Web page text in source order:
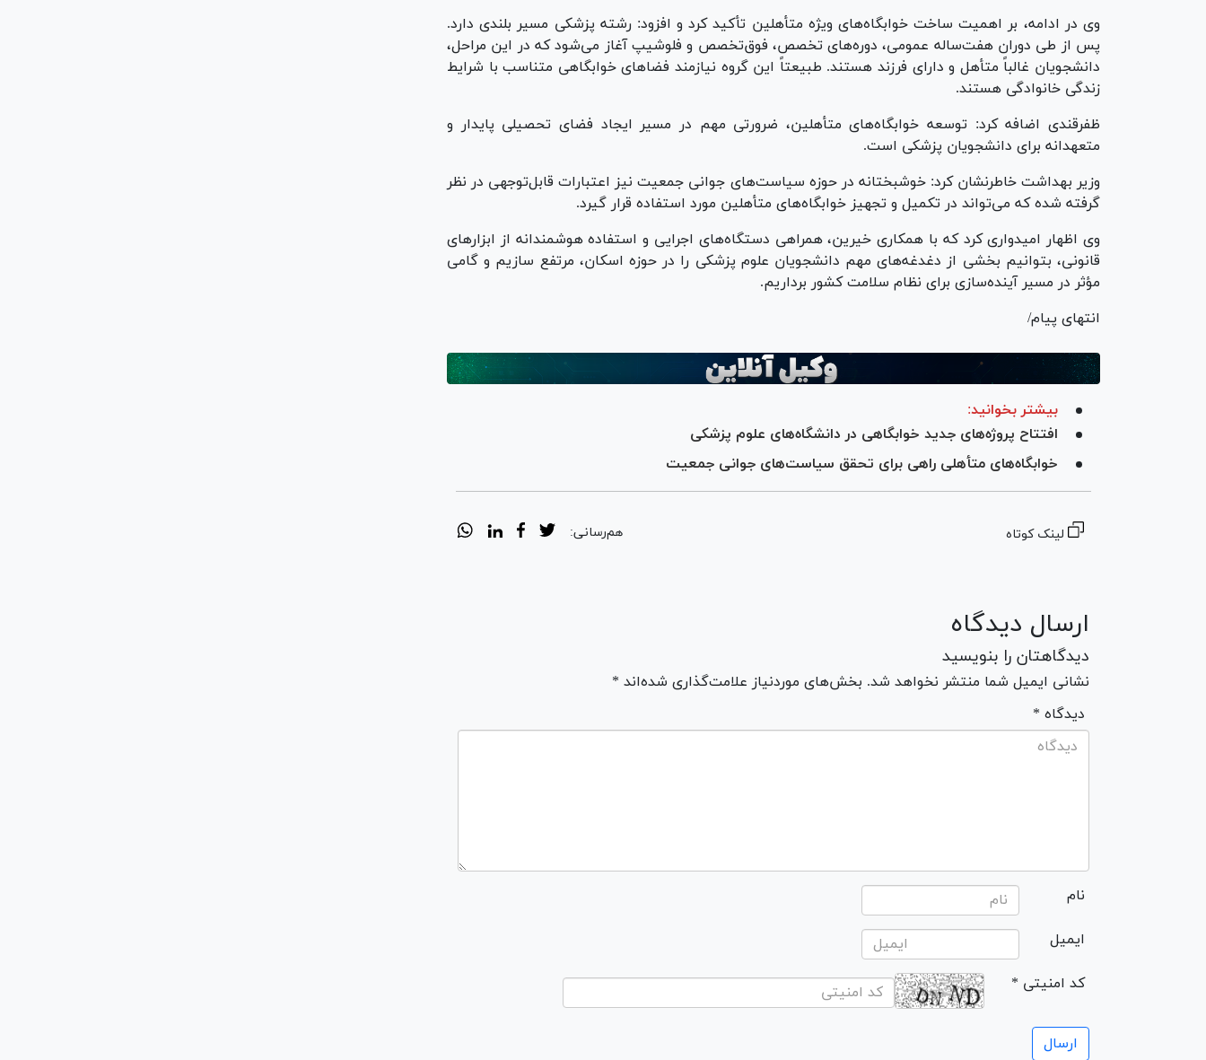
وی در ادامه، بر اهمیت ساخت خوابگاه‌های ویژه متأهلین تأکید کرد و افزود: رشته پزشکی مسیر بلندی دارد.
پس از طی دوران هفت‌ساله عمومی، دوره‌های تخصص، فوق‌تخصص و فلوشیپ آغاز می‌شود که در این مراحل،
دانشجویان غالباً متأهل و دارای فرزند هستند. طبیعتاً این گروه نیازمند فضا‌های خوابگاهی متناسب با شرایط
زندگی خانوادگی هستند.
ظفرقندی اضافه کرد: توسعه خوابگاه‌های متأهلین، ضرورتی مهم در مسیر ایجاد فضای تحصیلی پایدار و
متعهدانه برای دانشجویان پزشکی است.
وزیر بهداشت خاطرنشان کرد: خوشبختانه در حوزه سیاست‌های جوانی جمعیت نیز اعتبارات قابل‌توجهی در نظر
گرفته شده که می‌تواند در تکمیل و تجهیز خوابگاه‌های متأهلین مورد استفاده قرار گیرد.
وی اظهار امیدواری کرد که با همکاری خیرین، همراهی دستگاه‌های اجرایی و استفاده هوشمندانه از ابزار‌های
قانونی، بتوانیم بخشی از دغدغه‌های مهم دانشجویان علوم پزشکی را در حوزه اسکان، مرتفع سازیم و گامی
مؤثر در مسیر آینده‌سازی برای نظام سلامت کشور برداریم.
انتهای پیام/
بیشتر بخوانید:
افتتاح پروژه‌های جدید خوابگاهی در دانشگاه‌های علوم پزشکی
خوابگاه‌های متأهلی راهی برای تحقق سیاست‌های جوانی جمعیت
لینک کوتاه هم‌رسانی:
ارسال دیدگاه
دیدگاهتان را بنویسید
نشانی ایمیل شما منتشر نخواهد شد. بخش‌های موردنیاز علامت‌گذاری شده‌اند *
* دیدگاه
نام
ایمیل
* کد امنیتی